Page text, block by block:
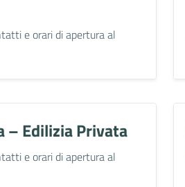
e orari di apertura al
– Edilizia Privata
e orari di apertura al